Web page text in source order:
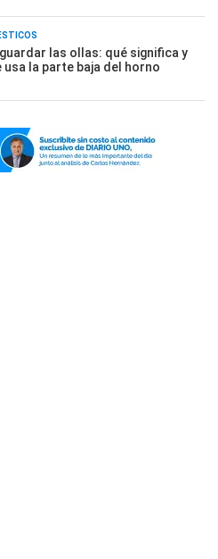
las ollas: qué significa y
usa la parte baja del horno